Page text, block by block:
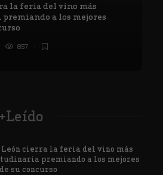
la feria del vino más
a los mejores
857
+Leído
León cierra la feria del vino más
premiando a los mejores
su concurso